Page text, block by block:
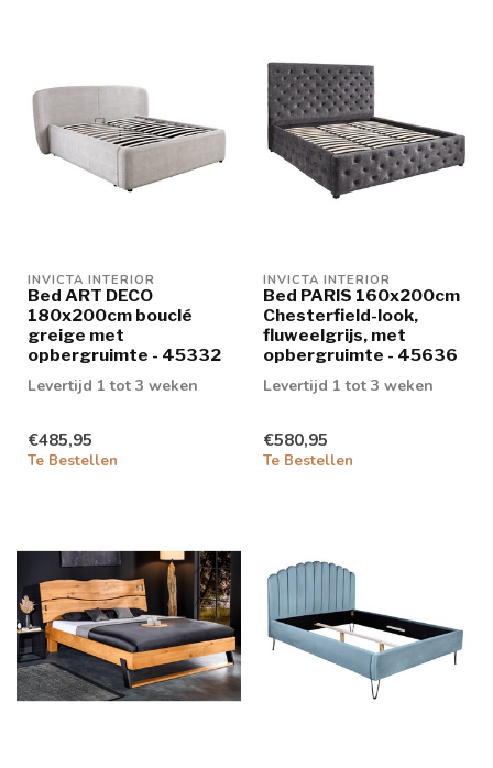
INVICTA INTERIOR
Bed ART DECO
180x200cm bouclé
greige met
opbergruimte - 45332
Levertijd 1 tot 3 weken
€485,95
Te Bestellen
INVICTA INTERIOR
Bed PARIS 160x200cm
Chesterfield-look,
fluweelgrijs, met
opbergruimte - 45636
Levertijd 1 tot 3 weken
€580,95
Te Bestellen